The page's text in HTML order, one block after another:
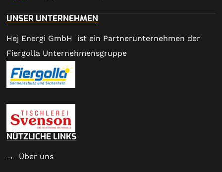
UNSER UNTERNEHMEN
Hej Energi GmbH ist ein Partnerunternehmen der
Fiergolla Unternehmensgruppe
NÜTZLICHE LINKS
Über uns